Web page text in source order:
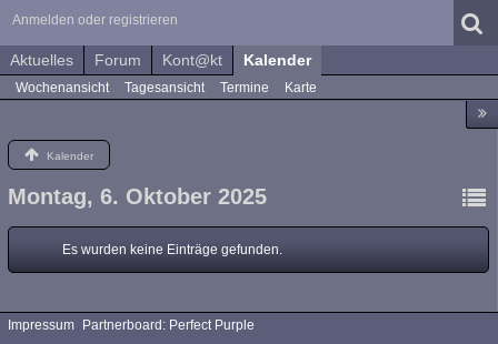
Anmelden oder registrieren
Aktuelles Forum Kont@kt Kalender
Wochenansicht Tagesansicht Termine Karte
Kalender
Montag, 6. Oktober 2025
Es wurden keine Einträge gefunden.
Impressum Partnerboard: Perfect Purple